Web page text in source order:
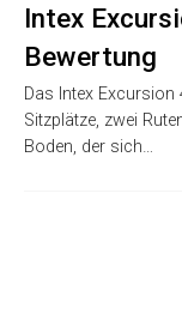
Intex
Bewertung
Das Intex Excursion
Sitzplätze, zwei
Boden, der sich…